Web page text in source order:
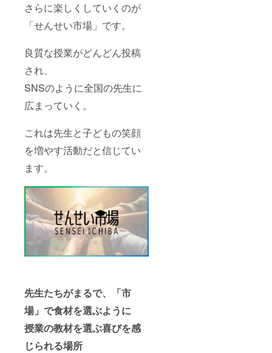
さらに楽しくしていくのが
「せんせい市場」です。
良質な授業がどんどん投稿
され、
SNSのように全国の先生に
広まっていく。
これは先生と子どもの笑顔
を増やす活動だと信じてい
ます。
先生たちがまるで、「市
場」で食材を選ぶように
授業の教材を選ぶ喜びを感
じられる場所